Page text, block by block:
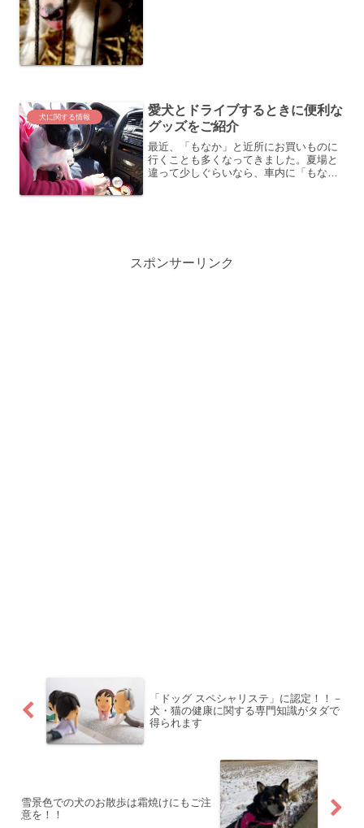
犬に関する情報
愛犬とドライブするときに便利な
グッズをご紹介
最近、「もなか」と近所にお買いものに
行くことも多くなってきました。夏場と
違って少しぐらいなら、車内に「もな
スポンサーリンク
「ドッグ スペシャリステ」に認定！！－
犬・猫の健康に関する専門知識がタダで
得られます
雪景色での犬のお散歩は霜焼けにもご注
意を！！